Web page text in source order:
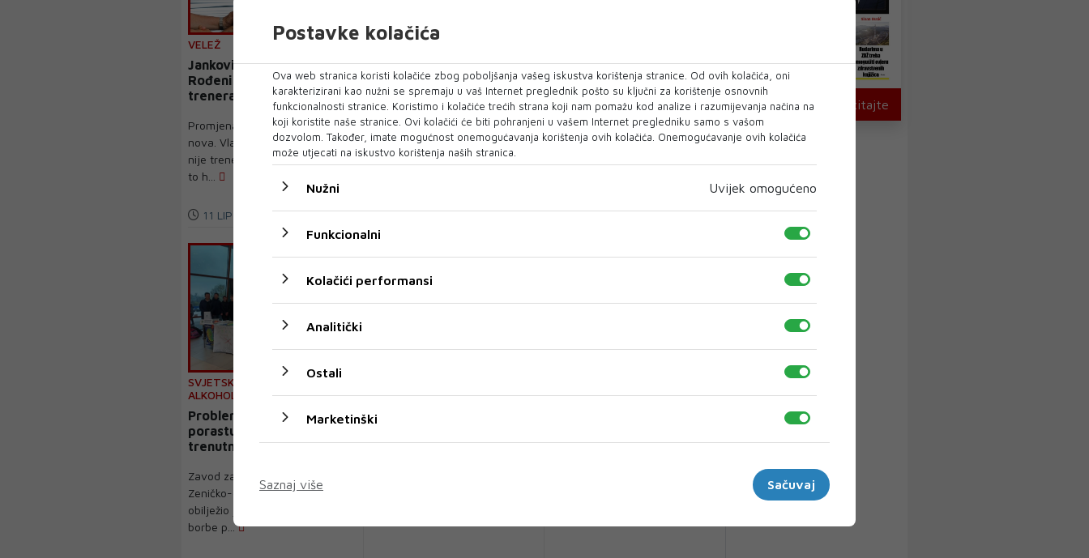
VELEŽ
Janković ipak ne ostaje,
Rođeni imaju novog
trenera
Promjena na kluopi Veleža -
nova. Vladimir Janković više
nije trener Mostaraca. Jer bit će
to h...
11 LIP 2025
KCUS
ZZJZ KS - Prijavljena još
tri slučaja leptospiroze na
području KS
Prema podacima objavljenim na
stranici Zavoda za javno
zdravstvo Kantona Sarajevo, u
05 LIP 2025
U Brčkom pronađeno
stotinu nelegalnih
korisnika gradskog
vododvoda
U proteklih mjesec dana
uposlenici Radne jedinice
15 TRA 2025
SVJETSKI DAN BORBE PROTIV
ALKOHOLIZMA
Problem alkoholizma u
porastu, u ZDK se
trenutno liječi oko 280
Zavod za bolesti ovisnosti
Zeničko-dobojskog kantona
obilježio je 1. april i Svjetski dan
borbe p...
pretežno oblačno, od
U novom broju pročitajte
Postavke kolačića
Ova web stranica koristi kolačiće zbog poboljšanja vašeg iskustva korištenja stranice. Od ovih kolačića, oni
karakterizirani kao nužni se spremaju u vaš Internet preglednik pošto su ključni za korištenje osnovnih
funkcionalnosti stranice. Koristimo i kolačiće trećih strana koji nam pomažu kod analize i razumijevanja načina na
koji koristite naše stranice. Ovi kolačići će biti pohranjeni u vašem Internet pregledniku samo s vašom
dozvolom. Također, imate mogućnost onemogućavanja korištenja ovih kolačića. Onemogućavanje ovih kolačića
može utjecati na iskustvo korištenja naših stranica.
Nužni Uvijek omogućeno
Funkcionalni
Kolačići performansi
Analitički
Ostali
Marketinški
Saznaj više Sačuvaj